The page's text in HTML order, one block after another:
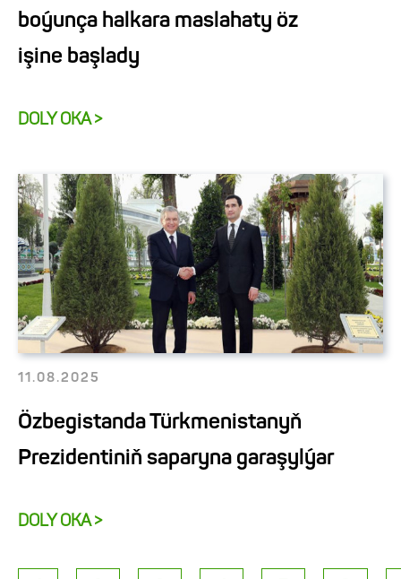
boýunça halkara maslahaty öz
işine başlady
DOLY OKA >
11.08.2025
Özbegistanda Türkmenistanyň
Prezidentiniň saparyna garaşylýar
DOLY OKA >